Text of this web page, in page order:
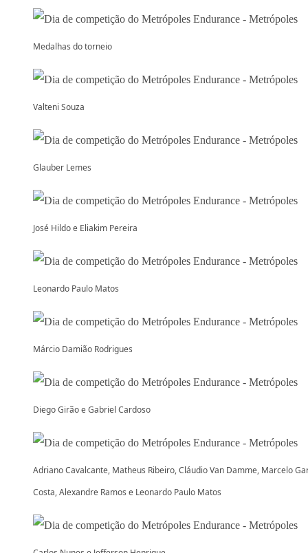
Medalhas do torneio
Valteni Souza
Glauber Lemes
José Hildo e Eliakim Pereira
Leonardo Paulo Matos
Márcio Damião Rodrigues
Diego Girão e Gabriel Cardoso
Adriano Cavalcante, Matheus Ribeiro, Cláudio Van Damme, Marcelo
Costa, Alexandre Ramos e Leonardo Paulo Matos